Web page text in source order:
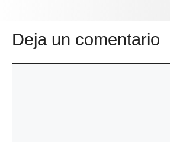
Deja un comentario